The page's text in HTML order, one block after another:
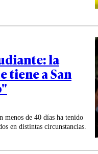
la
tiene a San
menos de 40 días ha tenido
en distintas circunstancias.